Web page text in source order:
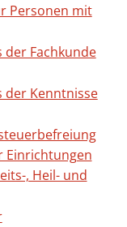
Personen mit
der Fachkunde
der Kenntnisse
Einrichtungen
, Heil- und